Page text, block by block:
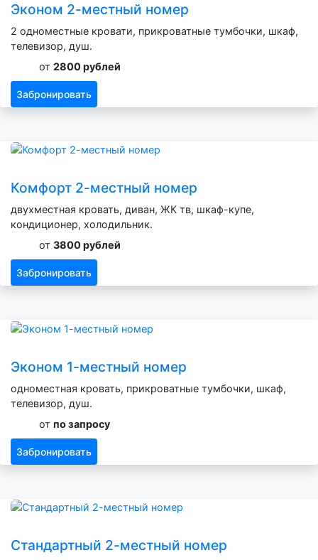
Эконом 2-местный номер
2 одноместные кровати, прикроватные тумбочки, шкаф,
телевизор, душ.
от 2800 рублей
Забронировать
Комфорт 2-местный номер
двухместная кровать, диван, ЖК тв, шкаф-купе,
кондиционер, холодильник.
от 3800 рублей
Забронировать
Эконом 1-местный номер
одноместная кровать, прикроватные тумбочки, шкаф,
телевизор, душ.
от по запросу
Забронировать
Стандартный 2-местный номер